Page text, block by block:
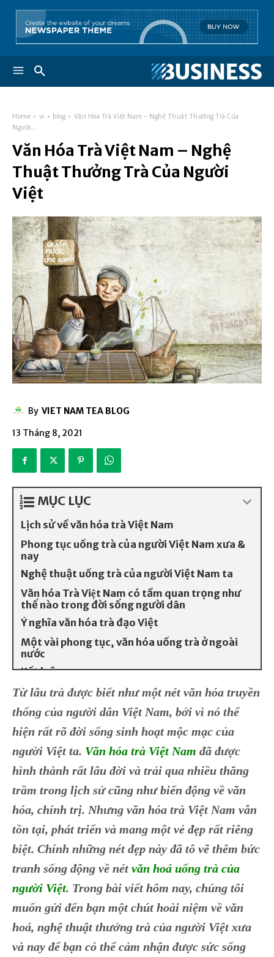
Home vi blog
Văn Hóa Trà Việt Nam - Nghệ Thuật Thưởng Trà Của
Người...
Văn Hóa Trà Việt Nam – Nghệ
Thuật Thưởng Trà Của Người
Việt
By VIET NAM TEA BLOG
13 Tháng 8, 2021
MỤC LỤC
Lịch sử về văn hóa trà Việt Nam
Phong tục uống trà của người Việt Nam xưa &
nay
Nghệ thuật uống trà của người Việt Nam ta
Văn hóa Trà Việt Nam có tầm quan trọng như
thế nào trong đời sống người dân
Ý nghĩa văn hóa trà đạo Việt
Một vài phong tục, văn hóa uống trà ở ngoài
nước
Kết luận
Từ lâu trà được biết như một nét văn hóa truyền
thống của người dân Việt Nam, bởi vì nó thể
hiện rất rõ đời sống sinh hoạt mộc mạc của
người Việt ta. Văn hóa trà Việt Nam đã được
hình thành rất lâu đời và trải qua nhiều thăng
trầm trong lịch sử cũng như biến động về văn
hóa, chính trị. Nhưng văn hóa trà Việt Nam vẫn
tồn tại, phát triển và mang một vẻ đẹp rất riêng
biệt. Chính những nét đẹp này đã tô vẽ thêm bức
tranh sống động về nét văn hoá uống trà của
người Việt. Trong bài viết hôm nay, chúng tôi
muốn gửi đến bạn một chút hoài niệm về văn
hoá, nghệ thuật thưởng trà của người Việt xưa
và nay để bạn có thể cảm nhận được sức sống